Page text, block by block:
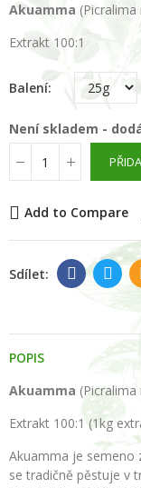
Akuamma (Picralima
Extrakt 100:1
Balení
Není skladem -
Add to Compare
POPIS
Akuamma (Picralima
Extrakt 100:1 (1kg
Akuamma je semeno
se tradičně pěstuje v